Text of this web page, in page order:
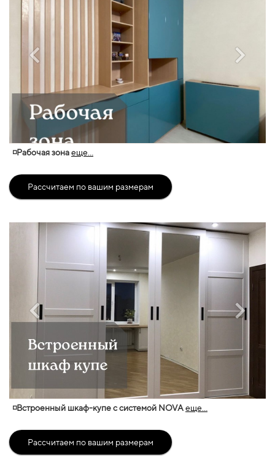
◽Рабочая зонаеще...
Рассчитаем по вашим размерам
◽Встроенный шкаф-купе с системой NOVAеще...
Рассчитаем по вашим размерам